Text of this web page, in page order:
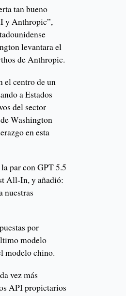
tan bueno
y Anthropic”,
levantara el
de Anthropic.
el centro de un
a Estados
del sector
Washington
en esta
par con GPT 5.5
All-In, y añadió:
nuestras
por
modelo
modelo chino.
vez más
API propietarios